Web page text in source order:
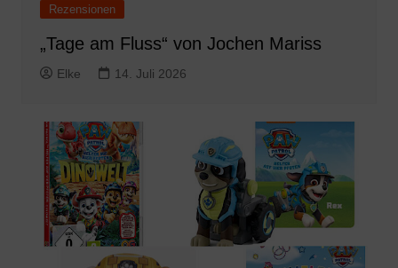
Rezensionen
„Tage am Fluss“ von Jochen Mariss
Elke 14. Juli 2026